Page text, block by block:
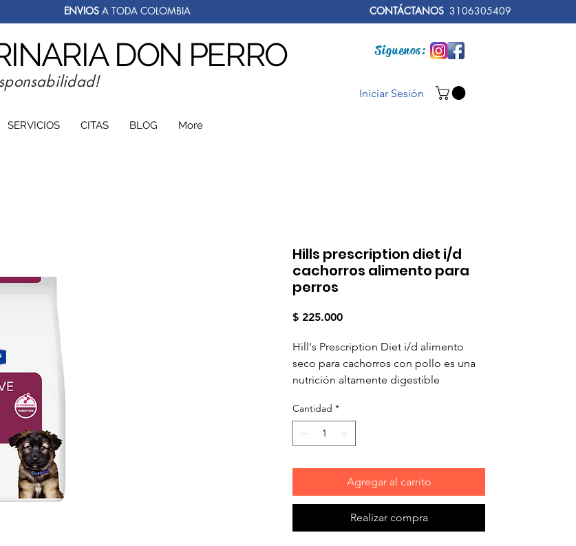
ENVIOS A TODA COLOMBIA CONTÁCTANOS3106305409
DON PERRO Siguenos:
Iniciar Sesión
SERVICIOS CITAS BLOG More
Hills prescription diet i/d
cachorros alimento para
perros
$ 225.000Precio
Hill's Prescription Diet i/d alimento
seco para cachorros con pollo es una
nutrición altamente digestible
intestinal y ayudar a reducir los
trastornos digestivos. Enriquecido con
Hill's ActivBiome+ Digestion, una
Cantidad *
Agregar al carrito
Realizar compra